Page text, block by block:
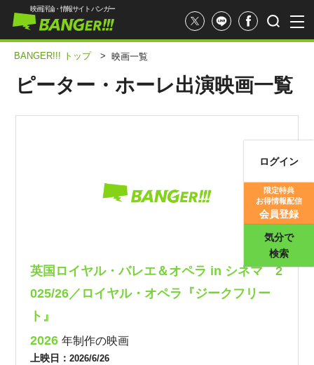
映画評価
映画評論・情報サイト バンガー
ログイン
限定特典
お得情報配信
会員登録
気分で
検索
BANGER!!! トップ > 映画一覧
ピーター・ホーレ出演映画一覧
英国ロイヤル・バレエ＆オペラ in シネマ 2
025/26／ロイヤル・オペラ『ジークフリー
ト』
2026年制作の映画
上映日：2026/6/26